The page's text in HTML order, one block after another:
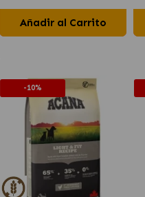
Añadir al Carrito
-10%